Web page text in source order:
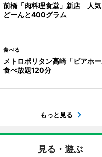
前橋「肉料理食堂」新店 人気
どーんと400グラム
食べる
メトロポリタン高崎「ビアホ
食べ放題120分
もっと見る
見る・遊ぶ